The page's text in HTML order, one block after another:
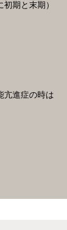
期と末期）
亢進症の時は